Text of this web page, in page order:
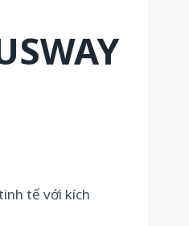
tế với kích